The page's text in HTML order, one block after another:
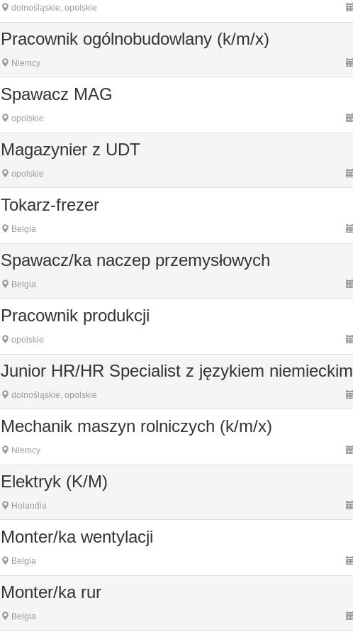
dolnośląskie, opolskie
Pracownik ogólnobudowlany (k/m/x)
Niemcy
Spawacz MAG
opolskie
Magazynier z UDT
opolskie
Tokarz-frezer
Belgia
Spawacz/ka naczep przemysłowych
Belgia
Pracownik produkcji
opolskie
Junior HR/HR Specialist z językiem niemieckim
dolnośląskie, opolskie
Mechanik maszyn rolniczych (k/m/x)
Niemcy
Elektryk (K/M)
Holandia
Monter/ka wentylacji
Belgia
Monter/ka rur
Belgia